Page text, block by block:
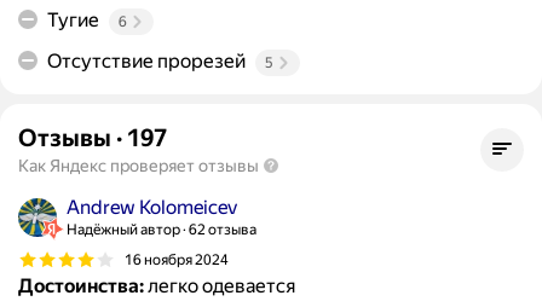
Тугие 6
Отсутствие прорезей 5
Отзывы · 197
Как Яндекс проверяет отзывы
Andrew Kolomeicev
Надёжный автор 62 отзыва
16 ноября 2024
Достоинства:легко одевается